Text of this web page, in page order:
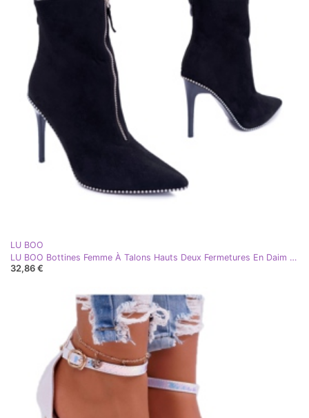
LU BOO
LU BOO Bottines Femme À Talons Hauts Deux Fermetures En Daim Noir Suzy
32,86 €